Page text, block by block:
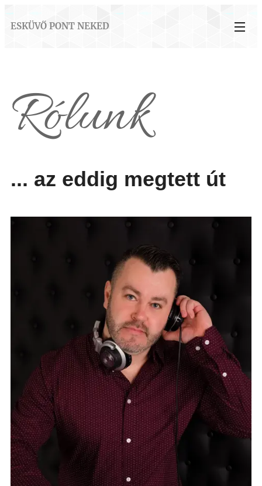
ESKÜVŐ PONT NEKED
Rólunk
... az eddig megtett út